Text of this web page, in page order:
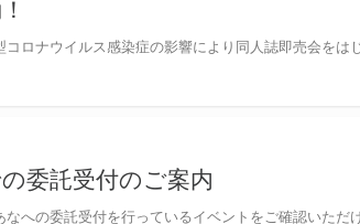
委託受付のご案内